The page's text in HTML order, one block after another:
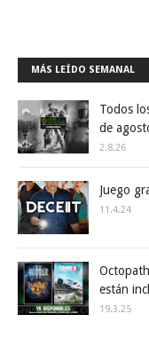
MÁS LEÍDO SEMANAL
Todos
de
2.8.26
Juego
11.4.24
están
19.3.25